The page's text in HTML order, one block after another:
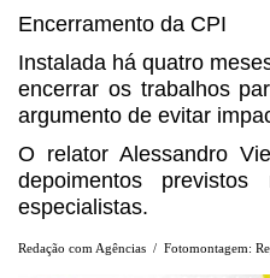
Encerramento da CPI
Instalada há quatro
encerrar os trabalhos
argumento de evitar
O relator Alessandro
depoimentos
especialistas.
Redação com Agências / Fotomontagem: